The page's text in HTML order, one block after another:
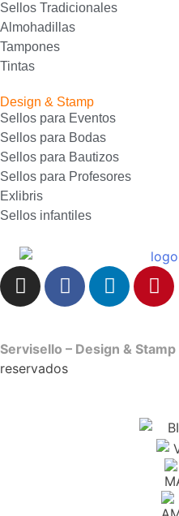
Sellos Tradicionales
Almohadillas
Tampones
Tintas
Design & Stamp
Sellos para Eventos
Sellos para Bodas
Sellos para Bautizos
Sellos para Profesores
Exlibris
Sellos infantiles
Servisello – Design & Stamp
reservados